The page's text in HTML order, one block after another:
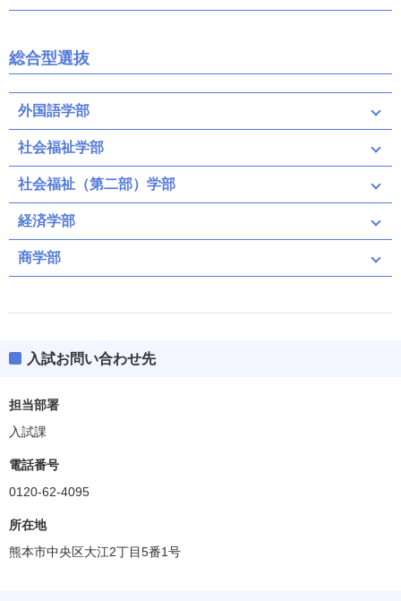
総合型選抜
外国語学部
社会福祉学部
社会福祉（第二部）学部
経済学部
商学部
入試お問い合わせ先
担当部署
入試課
電話番号
0120-62-4095
所在地
熊本市中央区大江2丁目5番1号